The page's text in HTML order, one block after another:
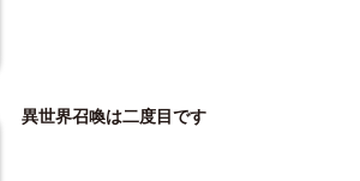
異世界召喚は二度目です